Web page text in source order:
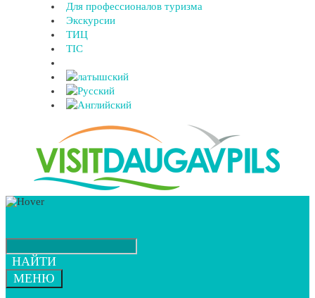
Для профессионалов туризма
Экскурсии
ТИЦ
TIC
НАЙТИ
МЕНЮ